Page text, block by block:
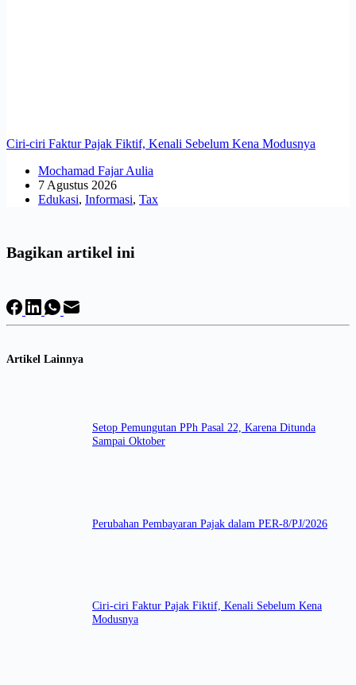
Ciri-ciri Faktur Pajak Fiktif, Kenali Sebelum Kena Modusnya
Mochamad Fajar Aulia
7 Agustus 2026
Edukasi, Informasi, Tax
Bagikan artikel ini
Artikel Lainnya
Setop Pemungutan PPh Pasal 22, Karena Ditunda
Sampai Oktober
Perubahan Pembayaran Pajak dalam PER-8/PJ/2026
Ciri-ciri Faktur Pajak Fiktif, Kenali Sebelum Kena
Modusnya